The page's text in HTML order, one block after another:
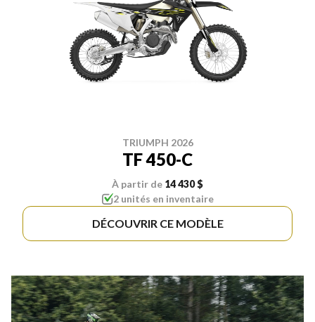
TRIUMPH 2026
TF 450-C
À partir de 14 430 $
2 unités en inventaire
DÉCOUVRIR CE MODÈLE